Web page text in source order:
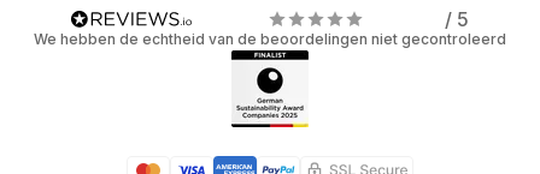
/ 5
We hebben de echtheid van de beoordelingen niet gecontroleerd